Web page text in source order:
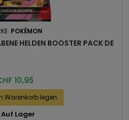
POKÉMON
HELDEN BOOSTER PACK DE
10,95
Warenkorb legen
Auf Lager